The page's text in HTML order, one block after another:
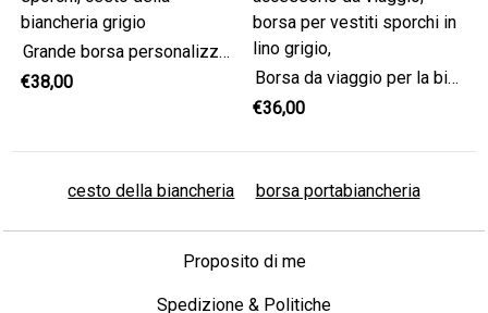
Grande borsa personalizzata per vestiti sporchi, cesto della biancheria grigio
€38,00
Borsa da viaggio per la biancheria intima, accessorio da viaggio, borsa per vestiti sporchi in lino grigio,
€36,00
cesto della biancheria borsa portabiancheria
Proposito di me
Spedizione & Politiche